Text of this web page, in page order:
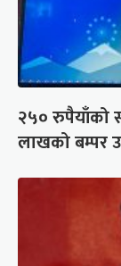
२५० रुपैयाँको
लाखको बम्पर